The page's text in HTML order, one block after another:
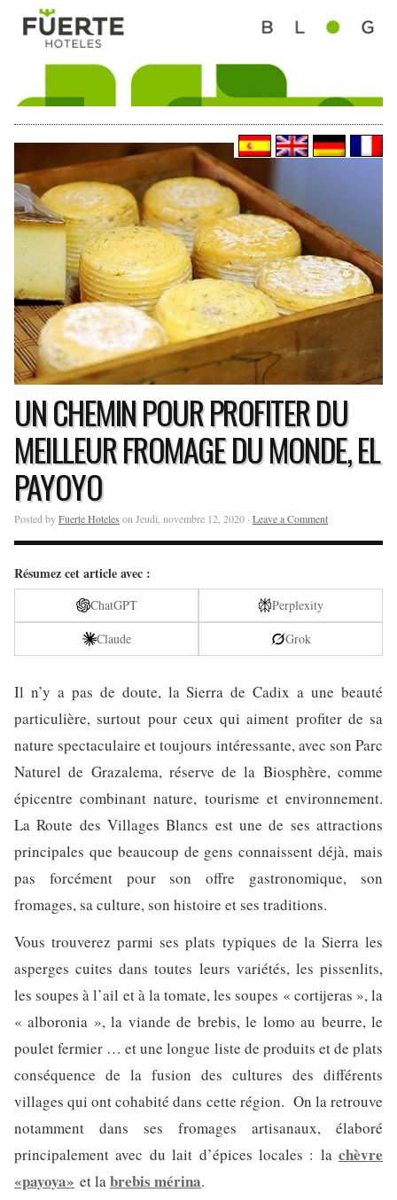
UN CHEMIN POUR PROFITER DU
MEILLEUR FROMAGE DU MONDE, EL
PAYOYO
Posted byFuerte Hoteles on Jeudi, novembre 12, 2020 · Leave a Comment
Résumez cet article avec :
ChatGPT
Perplexity
Claude
Grok
Il n’y a pas de doute, la Sierra de Cadix a une beauté
particulière, surtout pour ceux qui aiment profiter de sa
nature spectaculaire et toujours intéressante, avec son Parc
Naturel de Grazalema, réserve de la Biosphère, comme
épicentre combinant nature, tourisme et environnement.
La Route des Villages Blancs est une de ses attractions
principales que beaucoup de gens connaissent déjà, mais
pas forcément pour son offre gastronomique, son
fromages, sa culture, son histoire et ses traditions.
Vous trouverez parmi ses plats typiques de la Sierra les
asperges cuites dans toutes leurs variétés, les pissenlits,
les soupes à l’ail et à la tomate, les soupes « cortijeras », la
« alboronia », la viande de brebis, le lomo au beurre, le
poulet fermier … et une longue liste de produits et de plats
conséquence de la fusion des cultures des différents
villages qui ont cohabité dans cette région. On la retrouve
notamment dans ses fromages artisanaux, élaboré
principalement avec du lait d’épices locales : la chèvre
«payoya» et labrebis mérina.